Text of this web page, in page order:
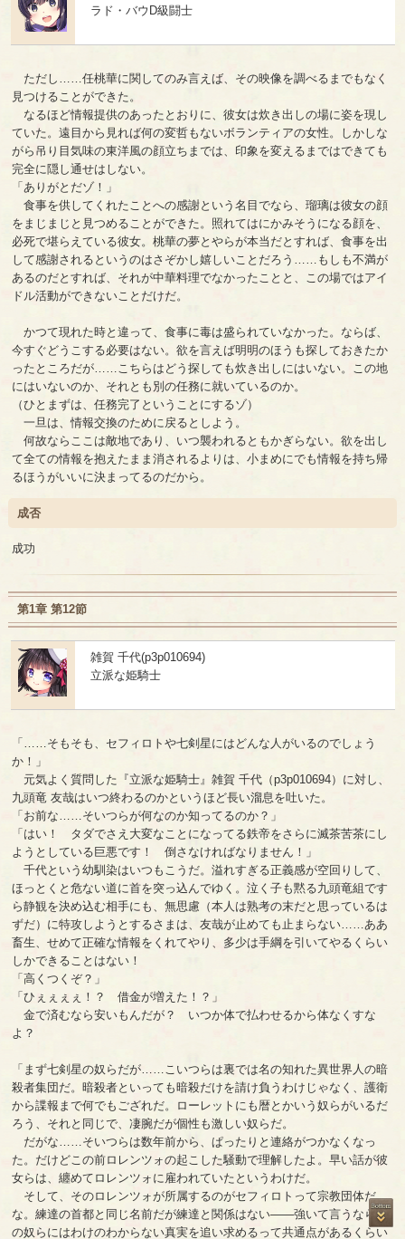
ラド・バウD級闘士
ただし……任桃華に関してのみ言えば、その映像を調べるまでもなく
見つけることができた。
なるほど情報提供のあったとおりに、彼女は炊き出しの場に姿を現し
ていた。遠目から見れば何の変哲もないボランティアの女性。しかしな
がら吊り目気味の東洋風の顔立ちまでは、印象を変えるまではできても
完全に隠し通せはしない。
「ありがとだゾ！」
食事を供してくれたことへの感謝という名目でなら、瑠璃は彼女の顔
をまじまじと見つめることができた。照れてはにかみそうになる顔を、
必死で堪らえている彼女。桃華の夢とやらが本当だとすれば、食事を出
して感謝されるというのはさぞかし嬉しいことだろう……もしも不満が
あるのだとすれば、それが中華料理でなかったことと、この場ではアイ
ドル活動ができないことだけだ。
かつて現れた時と違って、食事に毒は盛られていなかった。ならば、
今すぐどうこする必要はない。欲を言えば明明のほうも探しておきたか
ったところだが……こちらはどう探しても炊き出しにはいない。この地
にはいないのか、それとも別の任務に就いているのか。
（ひとまずは、任務完了ということにするゾ）
一旦は、情報交換のために戻るとしよう。
何故ならここは敵地であり、いつ襲われるともかぎらない。欲を出し
て全ての情報を抱えたまま消されるよりは、小まめにでも情報を持ち帰
るほうがいいに決まってるのだから。
成否
成功
第1章 第12節
雑賀 千代(p3p010694)
立派な姫騎士
「……そもそも、セフィロトや七剣星にはどんな人がいるのでしょう
か！」
元気よく質問した『立派な姫騎士』雑賀 千代（p3p010694）に対し、
九頭竜 友哉はいつ終わるのかというほど長い溜息を吐いた。
「お前な……そいつらが何なのか知ってるのか？」
「はい！ タダでさえ大変なことになってる鉄帝をさらに滅茶苦茶にし
ようとしている巨悪です！ 倒さなければなりません！」
千代という幼馴染はいつもこうだ。溢れすぎる正義感が空回りして、
ほっとくと危ない道に首を突っ込んでゆく。泣く子も黙る九頭竜組です
ら静観を決め込む相手にも、無思慮（本人は熟考の末だと思っているは
ずだ）に特攻しようとするさまは、友哉が止めても止まらない……ああ
畜生、せめて正確な情報をくれてやり、多少は手綱を引いてやるくらい
しかできることはない！
「高くつくぞ？」
「ひぇぇぇぇ！？ 借金が増えた！？」
金で済むなら安いもんだが？ いつか体で払わせるから体なくすな
よ？
「まず七剣星の奴らだが……こいつらは裏では名の知れた異世界人の暗
殺者集団だ。暗殺者といっても暗殺だけを請け負うわけじゃなく、護衛
から諜報まで何でもござれだ。ローレットにも暦とかいう奴らがいるだ
ろう、それと同じで、凄腕だが個性も激しい奴らだ。
だがな……そいつらは数年前から、ぱったりと連絡がつかなくなっ
た。だけどこの前ロレンツォの起こした騒動で理解したよ。早い話が彼
女らは、纏めてロレンツォに雇われていたというわけだ。
そして、そのロレンツォが所属するのがセフィロトって宗教団体だ
な。練達の首都と同じ名前だが練達と関係はない――強いて言うなら外
の奴らにはわけのわからない真実を追い求めるって共通点があるくらい